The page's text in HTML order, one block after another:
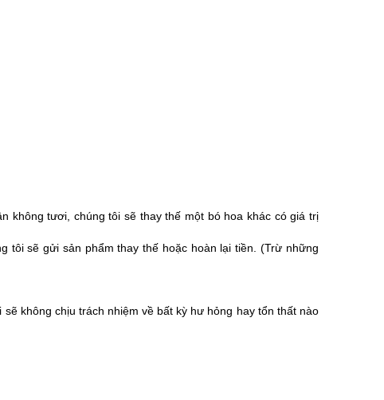
không tươi, chúng tôi sẽ thay thế một bó hoa khác có giá trị
tôi sẽ gửi sản phẩm thay thế hoặc hoàn lại tiền. (Trừ những
không chịu trách nhiệm về bất kỳ hư hỏng hay tổn thất nào